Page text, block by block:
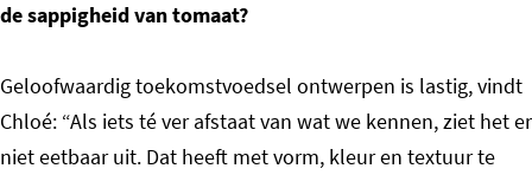
de sappigheid van tomaat?
Geloofwaardig toekomstvoedsel ontwerpen is lastig, vindt
Chloé: “Als iets té ver afstaat van wat we kennen, ziet het er
niet eetbaar uit. Dat heeft met vorm, kleur en textuur te